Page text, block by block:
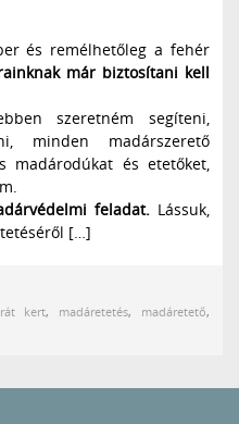
és remélhetőleg a fehér
már biztosítani kell
szeretném segíteni,
minden madárszerető
madárodúkat és etetőket,
feladat. Lássuk,
[…]
kert, madáretetés, madáretető,